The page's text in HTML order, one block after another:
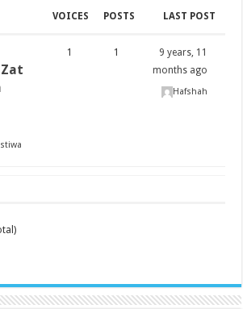
VOICES POSTS LAST POST
1 1
9 years, 11
months ago
Hafshah